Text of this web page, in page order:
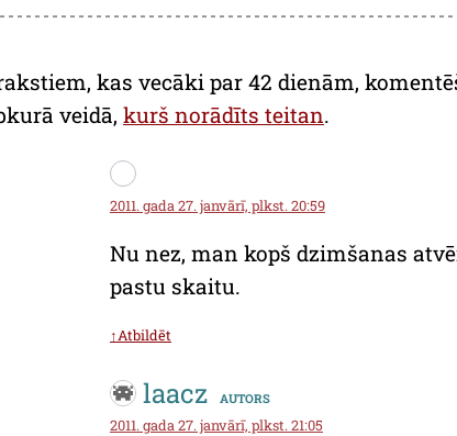
kas vecāki par 42 dienām,
veidā, kurš norādīts teitan.
2011. gada 27. janvārī, plkst. 20:59
Nu nez, man kopš dzimšanas
pastu skaitu.
↑Atbildēt
laacz autors
2011. gada 27. janvārī, plkst. 21:05